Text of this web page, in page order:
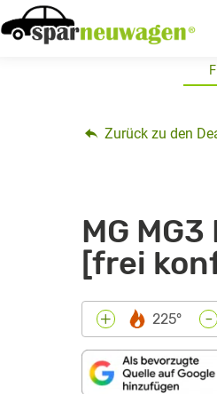
Skip
to
Zurück zu den
MG
[frei
+ 225° -